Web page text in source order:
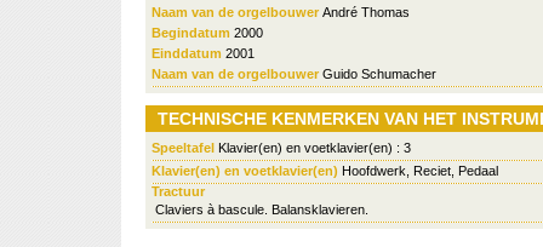
Naam van de orgelbouwer André Thomas
Begindatum 2000
Einddatum 2001
Naam van de orgelbouwer Guido Schumacher
TECHNISCHE KENMERKEN VAN HET
Speeltafel Klavier(en) en voetklavier(en) : 3
Klavier(en) en voetklavier(en) Hoofdwerk, Reciet, Pedaal
Tractuur
Claviers à bascule. Balansklavieren.